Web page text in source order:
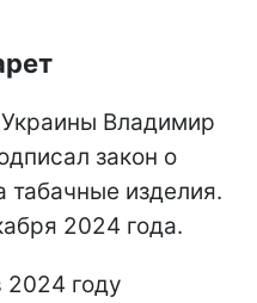
Владимир
закон о
табачные изделия.
2024 года.
2024 году